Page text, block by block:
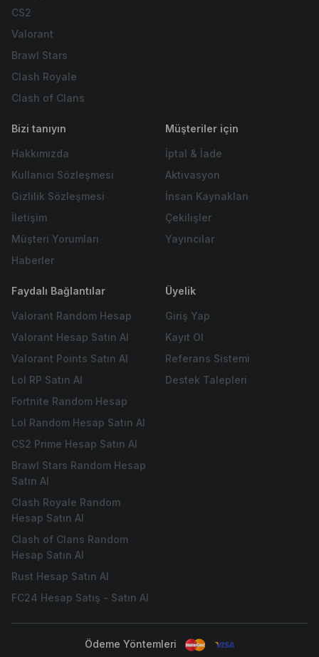
CS2
Valorant
Brawl Stars
Clash Royale
Clash of Clans
Bizi tanıyın
Hakkımızda
Kullanıcı Sözleşmesi
Gizlilik Sözleşmesi
İletişim
Müşteri Yorumları
Haberler
Müşteriler için
İptal & İade
Aktivasyon
İnsan Kaynakları
Çekilişler
Yayıncılar
Faydalı Bağlantılar
Valorant Random Hesap
Valorant Hesap Satın Al
Valorant Points Satın Al
Lol RP Satın Al
Fortnite Random Hesap
Lol Random Hesap Satın Al
CS2 Prime Hesap Satın Al
Brawl Stars Random Hesap
Satın Al
Clash Royale Random
Hesap Satın Al
Clash of Clans Random
Hesap Satın Al
Rust Hesap Satın Al
FC24 Hesap Satış - Satın Al
Üyelik
Giriş Yap
Kayıt Ol
Referans Sistemi
Destek Talepleri
Ödeme Yöntemleri